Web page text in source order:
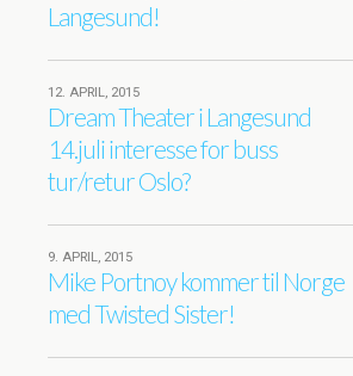
Langesund!
12. APRIL, 2015
Dream Theater i Langesund
14.juli interesse for buss
tur/retur Oslo?
9. APRIL, 2015
Mike Portnoy kommer til Norge
med Twisted Sister!